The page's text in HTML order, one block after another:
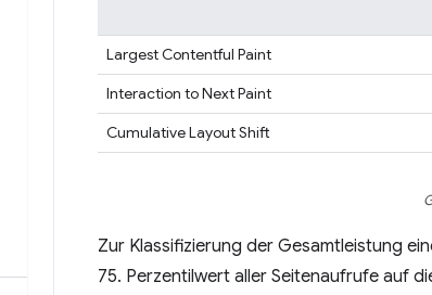
Largest Contentful Paint
Interaction to Next Paint
Cumulative Layout Shift
Zur Klassifizierung der Gesamtleistung
75. Perzentilwert aller Seitenaufrufe auf